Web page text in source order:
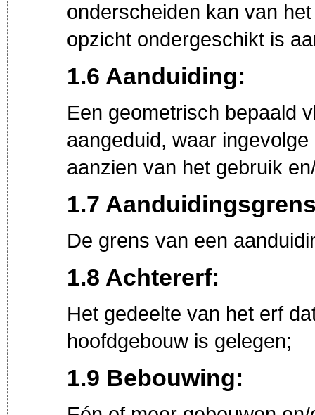
onderscheiden kan van
opzicht ondergeschikt is
1.6 Aanduiding:
Een geometrisch bepaald
aangeduid, waar
aanzien van het gebruik
1.7
De grens van een
1.8 Achtererf:
Het gedeelte van het erf
hoofdgebouw is gelegen;
1.9 Bebouwing: